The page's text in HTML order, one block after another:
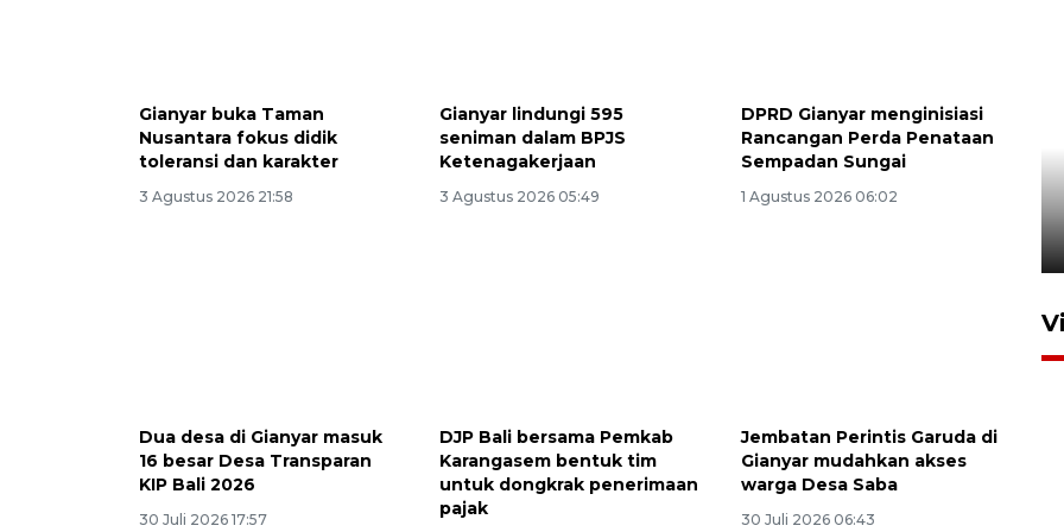
Gianyar buka Taman
Nusantara fokus didik
toleransi dan karakter
3 Agustus 2026 21:58
Gianyar lindungi 595
seniman dalam BPJS
Ketenagakerjaan
3 Agustus 2026 05:49
DPRD Gianyar menginisiasi
Rancangan Perda Penataan
Sempadan Sungai
1 Agustus 2026 06:02
Dua desa di Gianyar masuk
16 besar Desa Transparan
KIP Bali 2026
30 Juli 2026 17:57
DJP Bali bersama Pemkab
Karangasem bentuk tim
untuk dongkrak penerimaan
pajak
Jembatan Perintis Garuda di
Gianyar mudahkan akses
warga Desa Saba
30 Juli 2026 06:43
Persib Bandung lolos ke final
Jakarta 2-1